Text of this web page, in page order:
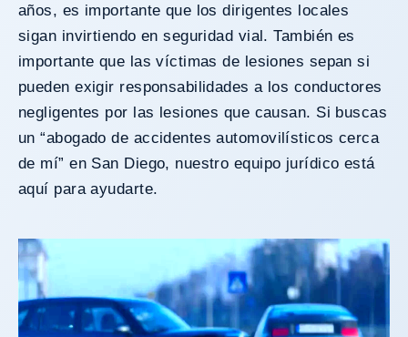
años, es importante que los dirigentes locales
sigan invirtiendo en seguridad vial. También es
importante que las víctimas de lesiones sepan si
pueden exigir responsabilidades a los conductores
negligentes por las lesiones que causan. Si buscas
un “abogado de accidentes automovilísticos cerca
de mí” en San Diego, nuestro equipo jurídico está
aquí para ayudarte.